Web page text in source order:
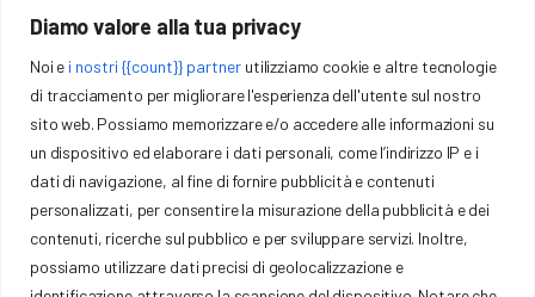
Diamo valore alla tua privacy
Noi e i nostri {{count}} partner utilizziamo cookie e altre tecnologie
di tracciamento per migliorare l'esperienza dell'utente sul nostro
sito web. Possiamo memorizzare e/o accedere alle informazioni su
un dispositivo ed elaborare i dati personali, come l’indirizzo IP e i
dati di navigazione, al fine di fornire pubblicità e contenuti
personalizzati, per consentire la misurazione della pubblicità e dei
contenuti, ricerche sul pubblico e per sviluppare servizi. Inoltre,
possiamo utilizzare dati precisi di geolocalizzazione e
Contatti
COMITATO REGIONALE EMILIA ROMAGNA FCI
Via Trattati Comunitari Europei, 7 40127 – Bologna (BO)
P.IVA: 01377441009
emilia@federciclismo.it
Privacy
Cookie Policy